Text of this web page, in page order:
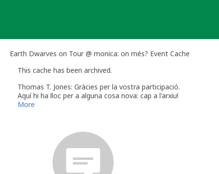
Earth Dwarves on Tour @ monica: on més? Event Cache
This cache has been archived.
Thomas T. Jones: Gràcies per la vostra participació.
Aquí hi ha lloc per a alguna cosa nova: cap a l'arxiu!
More